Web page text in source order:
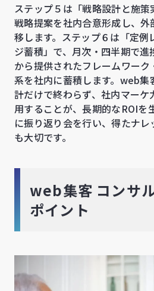
ステップ５は「戦略設計と施
戦略提案を社内合意形成し、
移します。ステップ６は「定例
ジ蓄積」で、月次・四半期で
から提供されたフレームワー
系を社内に蓄積します。web集
計だけで終わらず、社内マー
用することが、長期的なROIを
に振り返り会を行い、得たナ
も大切です。
web集客 コンサ
ポイント